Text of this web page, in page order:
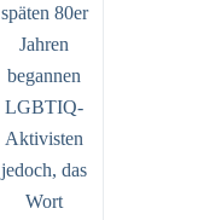
späten 80er
Jahren
begannen
LGBTIQ-
Aktivisten
jedoch, das
Wort